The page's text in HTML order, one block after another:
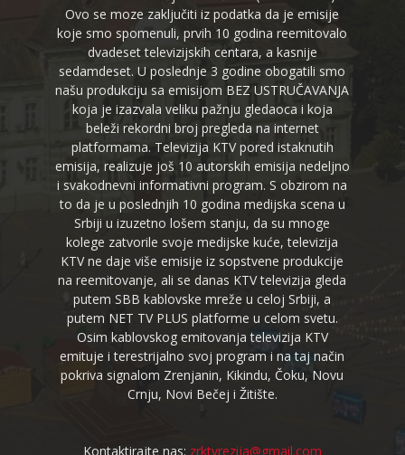
Ovo se moze zaključiti iz podatka da je emisije
koje smo spomenuli, prvih 10 godina reemitovalo
dvadeset televizijskih centara, a kasnije
sedamdeset. U poslednje 3 godine obogatili smo
našu produkciju sa emisijom BEZ USTRUČAVANJA
koja je izazvala veliku pažnju gledaoca i koja
beleži rekordni broj pregleda na internet
platformama. Televizija KTV pored istaknutih
emisija, realizuje još 10 autorskih emisija nedeljno
i svakodnevni informativni program. S obzirom na
to da je u poslednjih 10 godina medijska scena u
Srbiji u izuzetno lošem stanju, da su mnoge
kolege zatvorile svoje medijske kuće, televizija
KTV ne daje više emisije iz sopstvene produkcije
na reemitovanje, ali se danas KTV televizija gleda
putem SBB kablovske mreže u celoj Srbiji, a
putem NET TV PLUS platforme u celom svetu.
Osim kablovskog emitovanja televizija KTV
emituje i terestrijalno svoj program i na taj način
pokriva signalom Zrenjanin, Kikindu, Čoku, Novu
Crnju, Novi Bečej i Žitište.
Kontaktirajte nas: zrktvrezija@gmail.com